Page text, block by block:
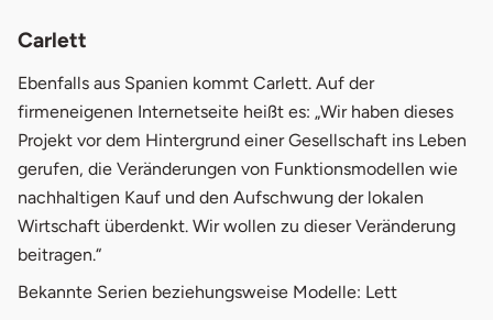
Carlett
Ebenfalls aus Spanien kommt Carlett. Auf der
firmeneigenen Internetseite heißt es: „Wir haben dieses
Projekt vor dem Hintergrund einer Gesellschaft ins Leben
gerufen, die Veränderungen von Funktionsmodellen wie
nachhaltigen Kauf und den Aufschwung der lokalen
Wirtschaft überdenkt. Wir wollen zu dieser Veränderung
beitragen.“
Bekannte Serien beziehungsweise Modelle: Lett